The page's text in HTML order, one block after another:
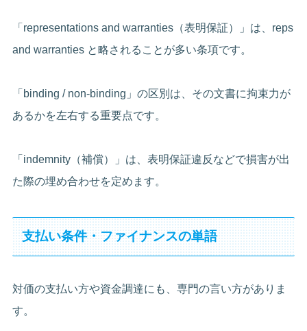
「representations and warranties（表明保証）」は、reps
and warranties と略されることが多い条項です。
「binding / non-binding」の区別は、その文書に拘束力が
あるかを左右する重要点です。
「indemnity（補償）」は、表明保証違反などで損害が出
た際の埋め合わせを定めます。
支払い条件・ファイナンスの単語
対価の支払い方や資金調達にも、専門の言い方がありま
す。